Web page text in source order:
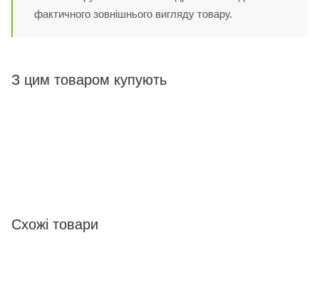
фактичного зовнішнього вигляду товару.
З цим товаром купують
Схожі товари